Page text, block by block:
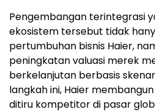
Pengembangan terintegrasi
ekosistem tersebut tidak
pertumbuhan bisnis Haier,
peningkatan valuasi merek
berkelanjutan berbasis
langkah ini, Haier
ditiru kompetitor di pasar